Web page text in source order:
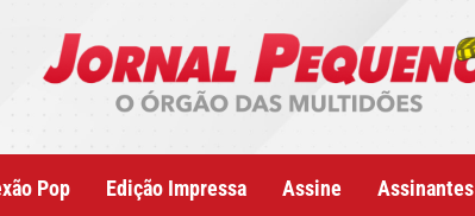
Pop Edição Impressa Assine Assinantes